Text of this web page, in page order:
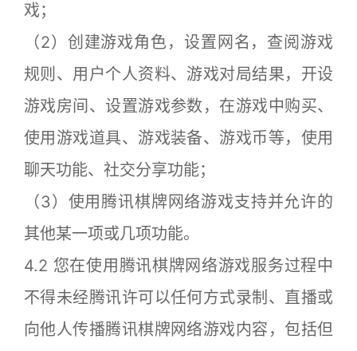
戏；
（2）创建游戏角色，设置网名，查阅游戏
规则、用户个人资料、游戏对局结果，开设
游戏房间、设置游戏参数，在游戏中购买、
使用游戏道具、游戏装备、游戏币等，使用
聊天功能、社交分享功能；
（3）使用腾讯棋牌网络游戏支持并允许的
其他某一项或几项功能。
4.2 您在使用腾讯棋牌网络游戏服务过程中
不得未经腾讯许可以任何方式录制、直播或
向他人传播腾讯棋牌网络游戏内容，包括但